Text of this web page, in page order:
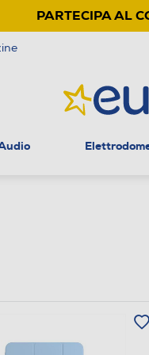
PARTECIPA AL